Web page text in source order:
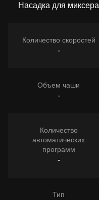
Насадка для миксера
Количество скоростей
-
Объем чаши
-
Количество
автоматических
программ
-
Тип